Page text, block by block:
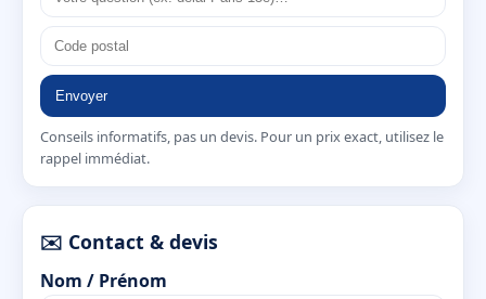
Envoyer
Conseils informatifs, pas un devis. Pour un prix exact, utilisez le
rappel immédiat.
✉️ Contact & devis
Nom / Prénom